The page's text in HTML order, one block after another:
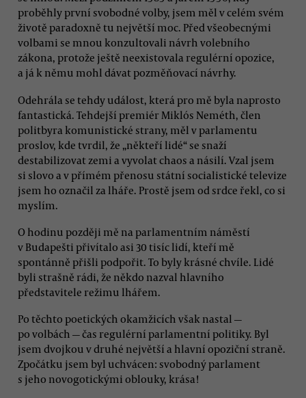
proběhly první svobodné volby, jsem měl v celém svém
životě paradoxně tu největší moc. Před všeobecnými
volbami se mnou konzultovali návrh volebního
zákona, protože ještě neexistovala regulérní opozice,
a já k němu mohl dávat pozměňovací návrhy.
Odehrála se tehdy událost, která pro mě byla naprosto
fantastická. Tehdejší premiér Miklós Neméth, člen
politbyra komunistické strany, měl v parlamentu
proslov, kde tvrdil, že „někteří lidé“ se snaží
destabilizovat zemi a vyvolat chaos a násilí. Vzal jsem
si slovo a v přímém přenosu státní socialistické televize
jsem ho označil za lháře. Prostě jsem od srdce řekl, co si
myslím.
O hodinu později mě na parlamentním náměstí
v Budapešti přivítalo asi 30 tisíc lidí, kteří mě
spontánně přišli podpořit. To byly krásné chvíle. Lidé
byli strašně rádi, že někdo nazval hlavního
představitele režimu lhářem.
Po těchto poetických okamžicích však nastal —
po volbách — čas regulérní parlamentní politiky. Byl
jsem dvojkou v druhé největší a hlavní opoziční straně.
Zpočátku jsem byl uchvácen: svobodný parlament
s jeho novogotickými oblouky, krása!